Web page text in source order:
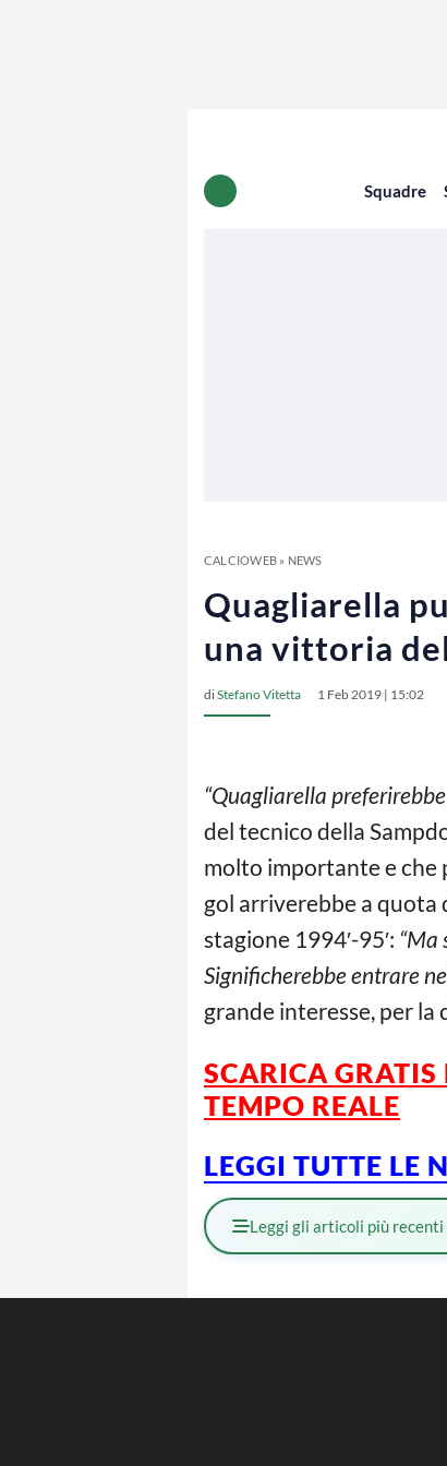
Squadre
CALCIOWEB» NEWS
Quagliarella
una vittoria
diStefano Vitetta 1 Feb 2019 | 15:02
“Quagliarella
del tecnico della
molto importante e che
gol arriverebbe a quota
stagione 1994′-95′: “Ma
Significherebbe entrare
grande interesse, per la
SCARICA GRATIS
TEMPO REALE
LEGGI TUTTE LE
Leggi gli articoli più recenti